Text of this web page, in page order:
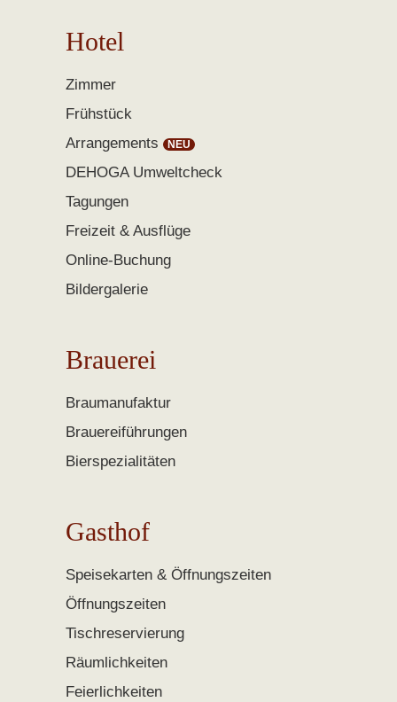
Hotel
Zimmer
Frühstück
Arrangements
DEHOGA Umweltcheck
Tagungen
Freizeit & Ausflüge
Online-Buchung
Bildergalerie
Brauerei
Braumanufaktur
Brauereiführungen
Bierspezialitäten
Gasthof
Speisekarten & Öffnungszeiten
Öffnungszeiten
Tischreservierung
Räumlichkeiten
Feierlichkeiten